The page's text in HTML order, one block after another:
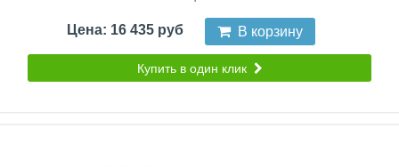
Цена: 16 435 руб В корзину
Купить в один клик